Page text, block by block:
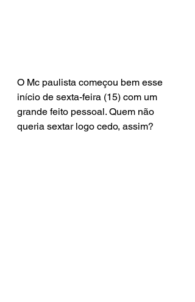
O Mc paulista começou bem esse
início de sexta-feira (15) com um
grande feito pessoal. Quem não
queria sextar logo cedo, assim?